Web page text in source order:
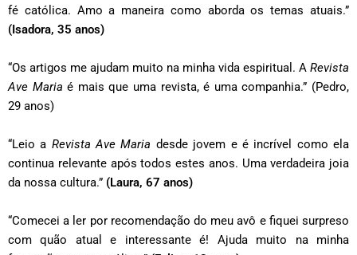
fé católica. Amo a maneira como aborda os temas atuais.”
(Isadora, 35 anos)
“Os artigos me ajudam muito na minha vida espiritual. A Revista
Ave Maria é mais que uma revista, é uma companhia.” (Pedro,
29 anos)
“Leio a Revista Ave Maria desde jovem e é incrível como ela
continua relevante após todos estes anos. Uma verdadeira joia
da nossa cultura.” (Laura, 67 anos)
“Comecei a ler por recomendação do meu avô e fiquei surpreso
com quão atual e interessante é! Ajuda muito na minha